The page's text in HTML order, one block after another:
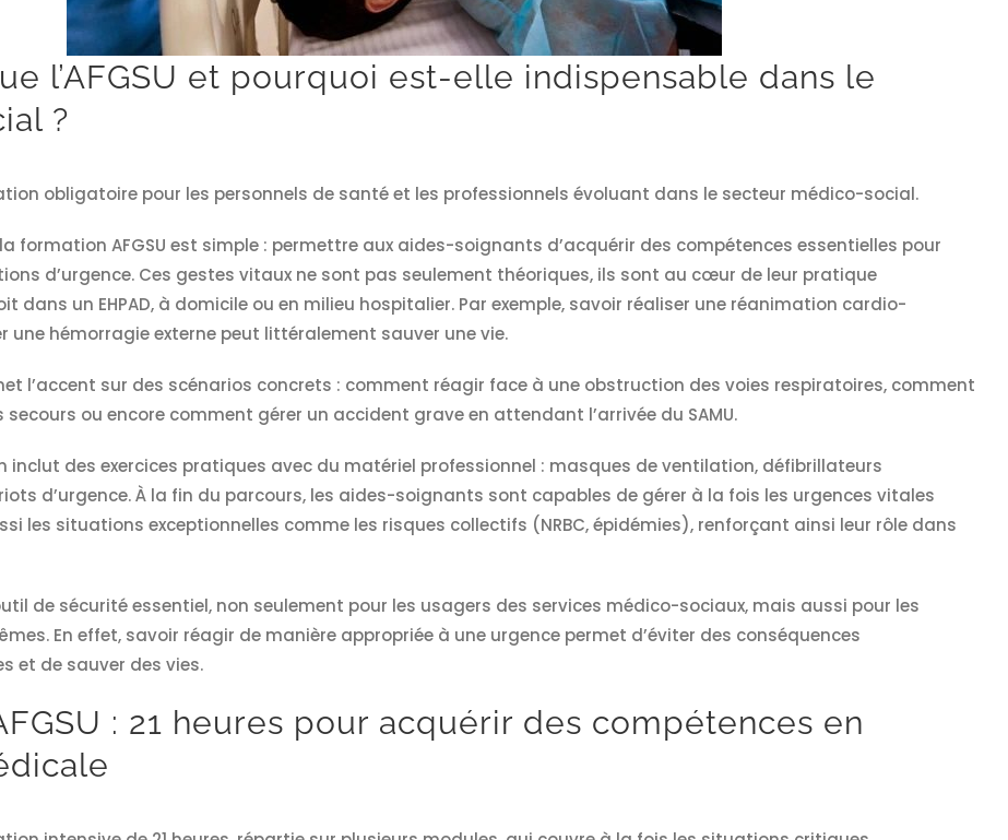
l’AFGSU et pourquoi est-elle indispensable dans le
?
obligatoire pour les personnels de santé et les professionnels évoluant dans le secteur médico-social.
formation AFGSU est simple : permettre aux aides-soignants d’acquérir des compétences essentielles pour
d’urgence. Ces gestes vitaux ne sont pas seulement théoriques, ils sont au cœur de leur pratique
dans un EHPAD, à domicile ou en milieu hospitalier. Par exemple, savoir réaliser une réanimation cardio-
une hémorragie externe peut littéralement sauver une vie.
l’accent sur des scénarios concrets : comment réagir face à une obstruction des voies respiratoires, comment
ou encore comment gérer un accident grave en attendant l’arrivée du SAMU.
inclut des exercices pratiques avec du matériel professionnel : masques de ventilation, défibrillateurs
d’urgence. À la fin du parcours, les aides-soignants sont capables de gérer à la fois les urgences vitales
les situations exceptionnelles comme les risques collectifs (NRBC, épidémies), renforçant ainsi leur rôle dans
outil de sécurité essentiel, non seulement pour les usagers des services médico-sociaux, mais aussi pour les
En effet, savoir réagir de manière appropriée à une urgence permet d’éviter des conséquences
et de sauver des vies.
: 21 heures pour acquérir des compétences en